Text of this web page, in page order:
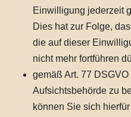
Einwilligung jederzeit
Dies hat zur Folge,
die auf dieser
nicht mehr fortführen
gemäß Art. 77
Aufsichtsbehörde zu
können Sie sich